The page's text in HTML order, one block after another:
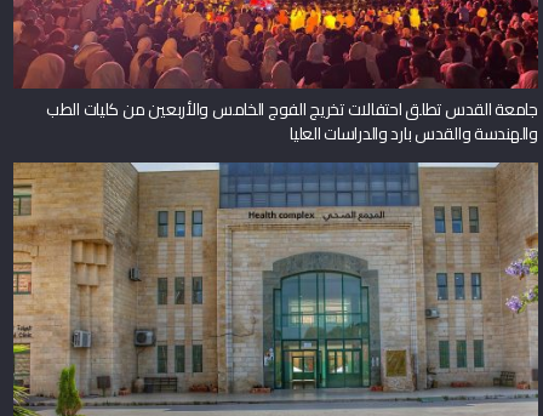
جامعة القدس تطلق احتفالات تخريج الفوج الخامس والأربعين من كليات الطب
والهندسة والقدس بارد والدراسات العليا